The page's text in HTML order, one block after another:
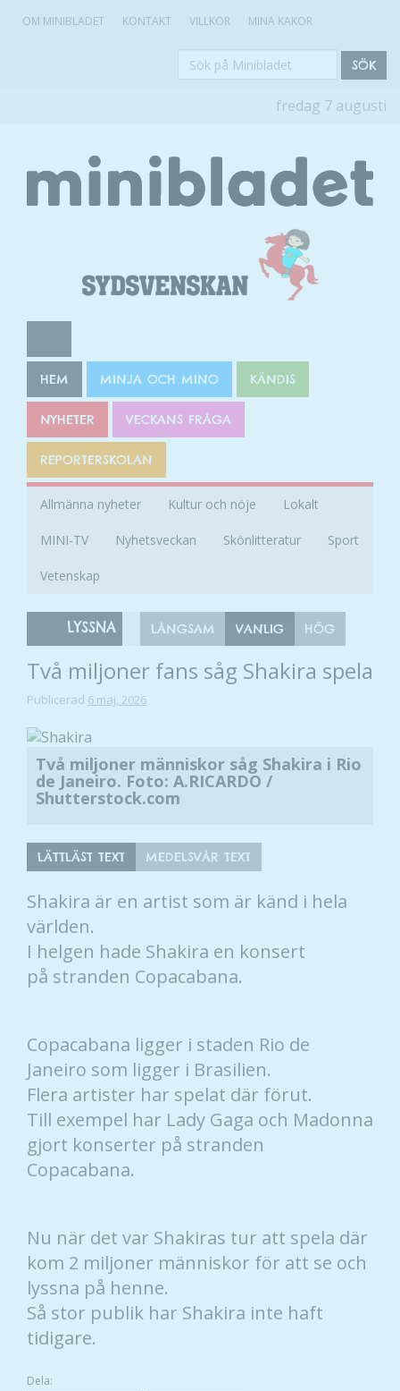
OM MINIBLADET KONTAKT VILLKOR MINA KAKOR
Sök
SÖK
fredag 7 augusti
HEM MINJA OCH MINO KÄNDIS
NYHETER VECKANS FRÅGA
REPORTERSKOLAN
Allmänna nyheter Kultur och nöje Lokalt
MINI-TV Nyhetsveckan Skönlitteratur Sport
Vetenskap
LYSSNA LÅNGSAM VANLIG HÖG
Två miljoner fans såg Shakira spela
Publicerad 6 maj, 2026
Två miljoner människor såg Shakira i Rio
de Janeiro. Foto: A.RICARDO /
Shutterstock.com
LÄTTLÄST TEXT MEDELSVÅR TEXT
Shakira är en artist som är känd i hela
världen.
I helgen hade Shakira en konsert
på stranden Copacabana.
Copacabana ligger i staden Rio de
Janeiro som ligger i Brasilien.
Flera artister har spelat där förut.
Till exempel har Lady Gaga och Madonna
gjort konserter på stranden
Copacabana.
Nu när det var Shakiras tur att spela där
kom 2 miljoner människor för att se och
lyssna på henne.
Så stor publik har Shakira inte haft
tidigare.
Dela: